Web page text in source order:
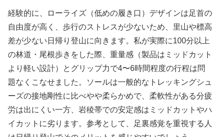
経験的に、ローライズ（低めの履き口）デザインは足首の
自由度が高く、歩行のストレスが少ないため、里山や標高
差が少ない日帰り登山に向きます。私が実際に100分以上
の林道・尾根歩きをした際、重量感（製品はミッドカット
より軽い設計）とグリップ力で4〜6時間程度の行程は問
題なくこなせました。ソールは一般的なトレッキングシュ
ーズの接地剛性に比べやや柔らかめで、柔軟性がある分疲
労は出にくい一方、岩稜帯での安定感はミッドカットやハ
イカットに劣ります。参考として、足裏感覚を重視する人